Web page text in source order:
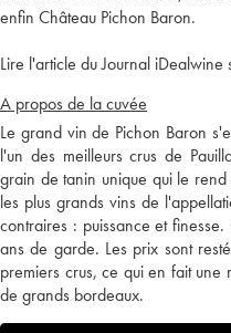
enfin Château Pichon Baron.
Lire l'article du Journal iDealwine
A propos de la cuvée
Le grand vin de Pichon Baron
l'un des meilleurs crus de
grain de tanin unique qui le
les plus grands vins de
contraires : puissance et
ans de garde. Les prix sont
premiers crus, ce qui en fait une
de grands bordeaux.